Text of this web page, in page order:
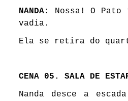
NANDA:
Nossa! O Pato
vadia.
Ela se retira do
CENA 05. SALA DE
Nanda desce a